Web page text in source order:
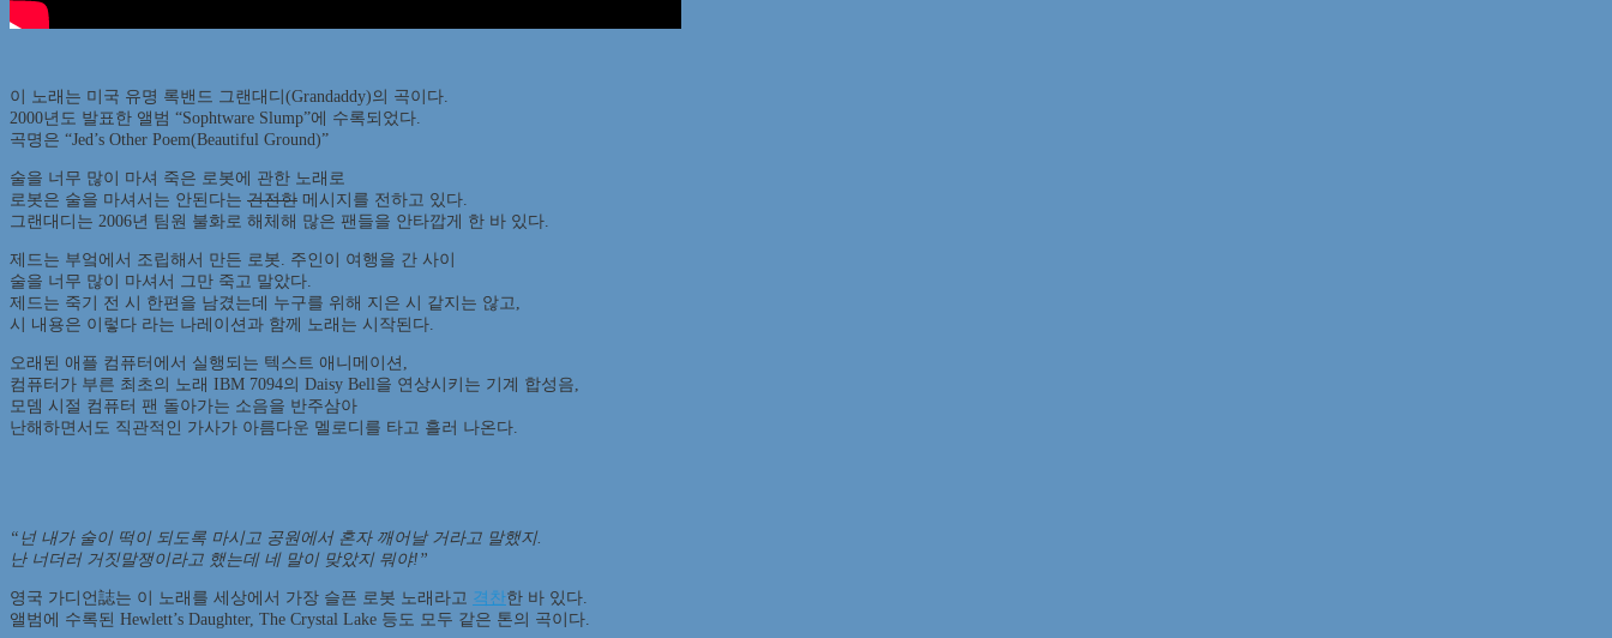
이 노래는 미국 유명 록밴드 그랜대디(Grandaddy)의 곡이다.
2000년도 발표한 앨범 “Sophtware Slump”에 수록되었다.
곡명은 “Jed’s Other Poem(Beautiful Ground)”
술을 너무 많이 마셔 죽은 로봇에 관한 노래로
로봇은 술을 마셔서는 안된다는 건전한 메시지를 전하고 있다.
그랜대디는 2006년 팀원 불화로 해체해 많은 팬들을 안타깝게 한 바 있다.
제드는 부엌에서 조립해서 만든 로봇. 주인이 여행을 간 사이
술을 너무 많이 마셔서 그만 죽고 말았다.
제드는 죽기 전 시 한편을 남겼는데 누구를 위해 지은 시 같지는 않고,
시 내용은 이렇다 라는 나레이션과 함께 노래는 시작된다.
오래된 애플 컴퓨터에서 실행되는 텍스트 애니메이션,
컴퓨터가 부른 최초의 노래 IBM 7094의 Daisy Bell을 연상시키는 기계 합성음,
모뎀 시절 컴퓨터 팬 돌아가는 소음을 반주삼아
난해하면서도 직관적인 가사가 아름다운 멜로디를 타고 흘러 나온다.
“넌 내가 술이 떡이 되도록 마시고 공원에서 혼자 깨어날 거라고 말했지.
난 너더러 거짓말쟁이라고 했는데 네 말이 맞았지 뭐야!”
영국 가디언誌는 이 노래를 세상에서 가장 슬픈 로봇 노래라고 격찬한 바 있다.
앨범에 수록된 Hewlett’s Daughter, The Crystal Lake 등도 모두 같은 톤의 곡이다.